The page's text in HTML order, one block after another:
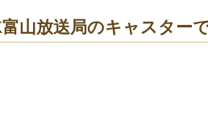
山放送局のキャスターで